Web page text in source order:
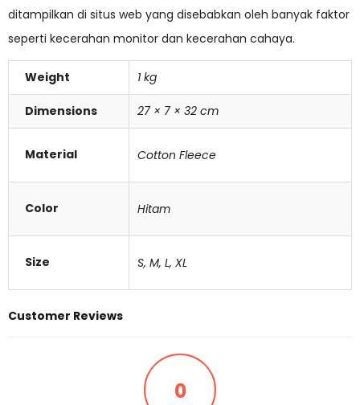
ditampilkan di situs web yang disebabkan oleh banyak faktor
seperti kecerahan monitor dan kecerahan cahaya.
Weight 1 kg
Dimensions 27 × 7 × 32 cm
Material Cotton Fleece
Color Hitam
Size S, M, L, XL
Customer Reviews
0